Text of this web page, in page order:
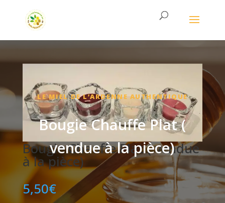
LE MIEL DE L’ARDENNE AUTHENTIQUE
Bougie Chauffe Plat (
vendue à la pièce)
Bougie Chauffe Plat ( vendue
à la pièce)
5,50€